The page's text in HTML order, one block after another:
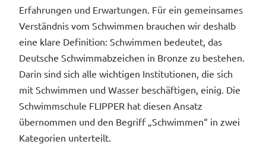
Erfahrungen und Erwartungen. Für ein gemeinsames
Verständnis vom Schwimmen brauchen wir deshalb
eine klare Definition: Schwimmen bedeutet, das
Deutsche Schwimmabzeichen in Bronze zu bestehen.
Darin sind sich alle wichtigen Institutionen, die sich
mit Schwimmen und Wasser beschäftigen, einig. Die
Schwimmschule FLIPPER hat diesen Ansatz
übernommen und den Begriff „Schwimmen“ in zwei
Kategorien unterteilt.